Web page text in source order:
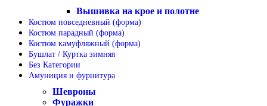
Вышивка на крое и полотне
Костюм повседневный (форма)
Костюм парадный (форма)
Костюм камуфляжный (форма)
Бушлат / Куртка зимняя
Без Категории
Амуниция и фурнитура
Шевроны
Фуражки